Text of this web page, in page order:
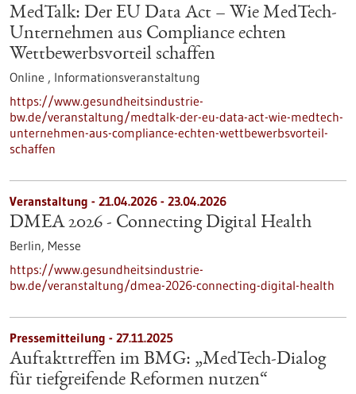
MedTalk: Der EU Data Act – Wie MedTech-
Unternehmen aus Compliance echten
Wettbewerbsvorteil schaffen
Online , Informationsveranstaltung
https://www.gesundheitsindustrie-
bw.de/veranstaltung/medtalk-der-eu-data-act-wie-medtech-
unternehmen-aus-compliance-echten-wettbewerbsvorteil-
schaffen
Veranstaltung - 21.04.2026 - 23.04.2026
DMEA 2026 - Connecting Digital Health
Berlin, Messe
https://www.gesundheitsindustrie-
bw.de/veranstaltung/dmea-2026-connecting-digital-health
Pressemitteilung - 27.11.2025
Auftakttreffen im BMG: „MedTech-Dialog
für tiefgreifende Reformen nutzen“